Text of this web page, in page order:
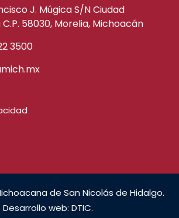
J. Múgica S/N Ciudad
58030, Morelia, Michoacán
3500
de San Nicolás de Hidalgo.
Desarrollo web: DTIC.